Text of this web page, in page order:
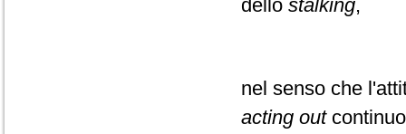
dello stalking,
nel senso che
acting out